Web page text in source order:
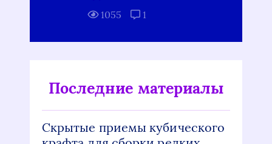
1055
1
Последние материалы
Скрытые приемы кубического